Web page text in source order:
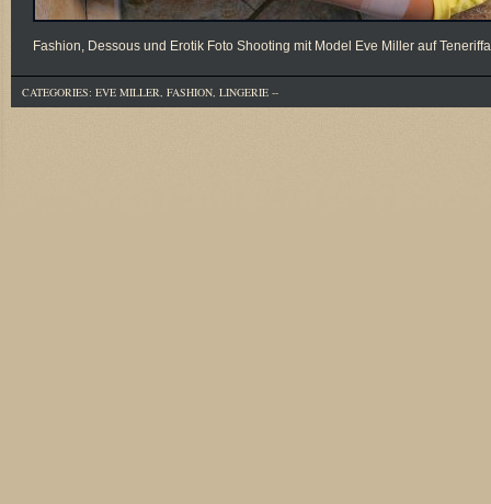
Fashion, Dessous und Erotik Foto Shooting mit Model Eve Miller auf
CATEGORIES: EVE MILLER, FASHION, LINGERIE --